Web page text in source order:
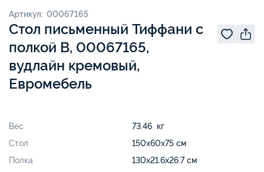
Стол письменный Тиффани с
полкой B, 00067165,
вудлайн кремовый,
Евромебель
Артикул: 00067165
Вес
73.46 кг
Стол
150х60х75 см
Полка
130х21.6х26.7 см